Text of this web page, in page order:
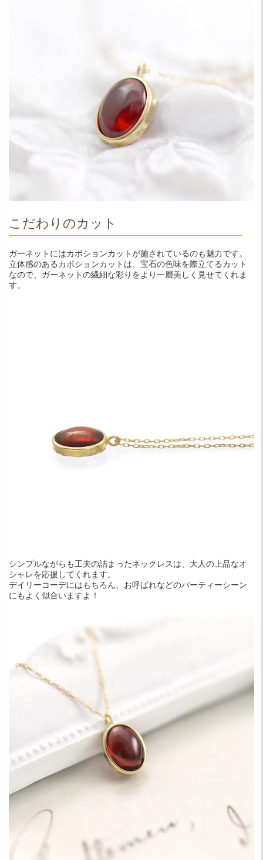
こだわりのカット
ガーネットにはカボションカットが施されているのも魅力です。
立体感のあるカボションカットは、宝石の色味を際立てるカット
なので、ガーネットの繊細な彩りをより一層美しく見せてくれま
す。
シンプルながらも工夫の詰まったネックレスは、大人の上品なオ
シャレを応援してくれます。
デイリーコーデにはもちろん、お呼ばれなどのパーティーシーン
にもよく似合いますよ！